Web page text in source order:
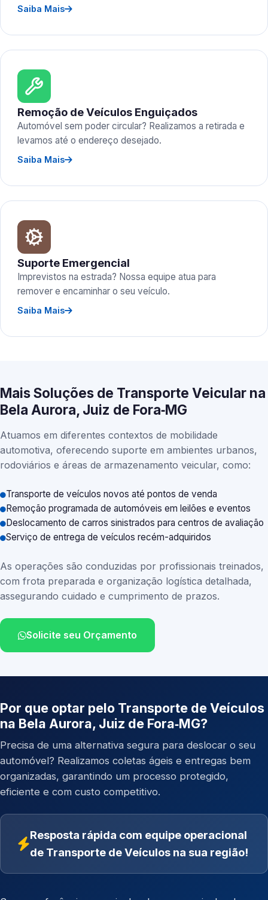
Saiba Mais
Remoção de Veículos Enguiçados
Automóvel sem poder circular? Realizamos a retirada e
levamos até o endereço desejado.
Saiba Mais
Suporte Emergencial
Imprevistos na estrada? Nossa equipe atua para
remover e encaminhar o seu veículo.
Saiba Mais
Mais Soluções de Transporte Veicular na
Bela Aurora, Juiz de Fora‑MG
Atuamos em diferentes contextos de mobilidade
automotiva, oferecendo suporte em ambientes urbanos,
rodoviários e áreas de armazenamento veicular, como:
Transporte de veículos novos até pontos de venda
Remoção programada de automóveis em leilões e eventos
Deslocamento de carros sinistrados para centros de avaliação
Serviço de entrega de veículos recém-adquiridos
As operações são conduzidas por profissionais treinados,
com frota preparada e organização logística detalhada,
assegurando cuidado e cumprimento de prazos.
Solicite seu Orçamento
Por que optar pelo Transporte de Veículos
na Bela Aurora, Juiz de Fora‑MG?
Precisa de uma alternativa segura para deslocar o seu
automóvel? Realizamos coletas ágeis e entregas bem
organizadas, garantindo um processo protegido,
eficiente e com custo competitivo.
Resposta rápida com equipe operacional
de Transporte de Veículos na sua região!